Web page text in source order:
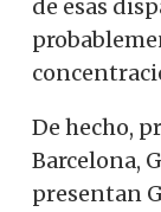
de esas
De hecho,
Barcelona,
presentan